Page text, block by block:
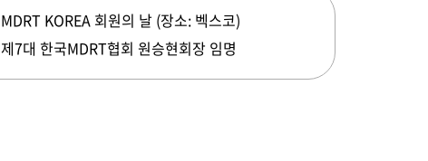
MDRT KOREA 회원의 날 (장소: 벡스코)
제7대 한국MDRT협회 원승현회장 임명